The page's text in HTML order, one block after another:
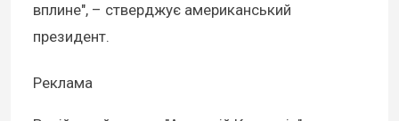
вплине", – стверджує американський
президент.
Реклама